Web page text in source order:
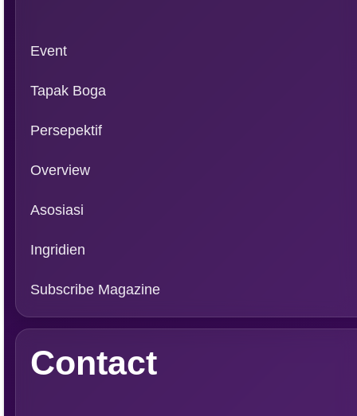
Event
Tapak Boga
Persepektif
Overview
Asosiasi
Ingridien
Subscribe Magazine
Contact